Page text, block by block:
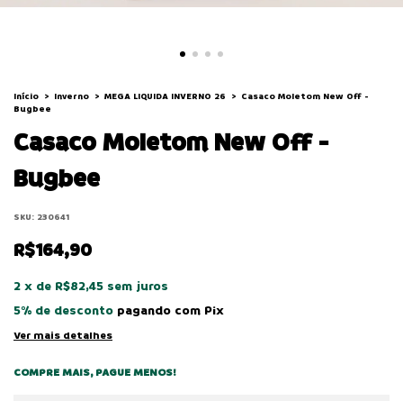
Início > Inverno > MEGA LIQUIDA INVERNO 26 > Casaco Moletom New Off -
Bugbee
Casaco Moletom New Off -
Bugbee
SKU: 230641
R$164,90
2 x de R$82,45 sem juros
5% de desconto pagando com Pix
Ver mais detalhes
COMPRE MAIS, PAGUE MENOS!